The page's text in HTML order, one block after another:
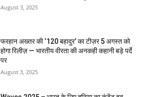
August 3, 2025
फरहान अख्तर की ‘120 बहादुर’ का टीज़र 5 अगस्त को
होगा रिलीज़ — भारतीय वीरता की अनकही कहानी बड़े पर्दे
पर
August 3, 2025